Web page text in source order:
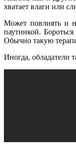
хватает влаги или
Может повлиять и
паутинкой.
Обычно такую
Иногда, обладатели